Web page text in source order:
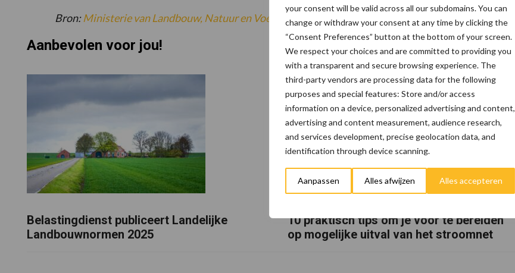
your consent will be valid across all our subdomains. You can
change or withdraw your consent at any time by clicking the
“Consent Preferences” button at the bottom of your screen.
We respect your choices and are committed to providing you
with a transparent and secure browsing experience. The
third-party vendors are processing data for the following
purposes and special features: Store and/or access
information on a device, personalized advertising and content,
advertising and content measurement, audience research,
and services development, precise geolocation data, and
identification through device scanning.
Aanpassen Alles afwijzen Alles accepteren
Bron:Ministerie van Landbouw, Natuur en Voedselkwaliteit
Aanbevolen voor jou!
Belastingdienst publiceert Landelijke
Landbouwnormen 2025
10 praktisch tips om je voor te bereiden
op mogelijke uitval van het stroomnet